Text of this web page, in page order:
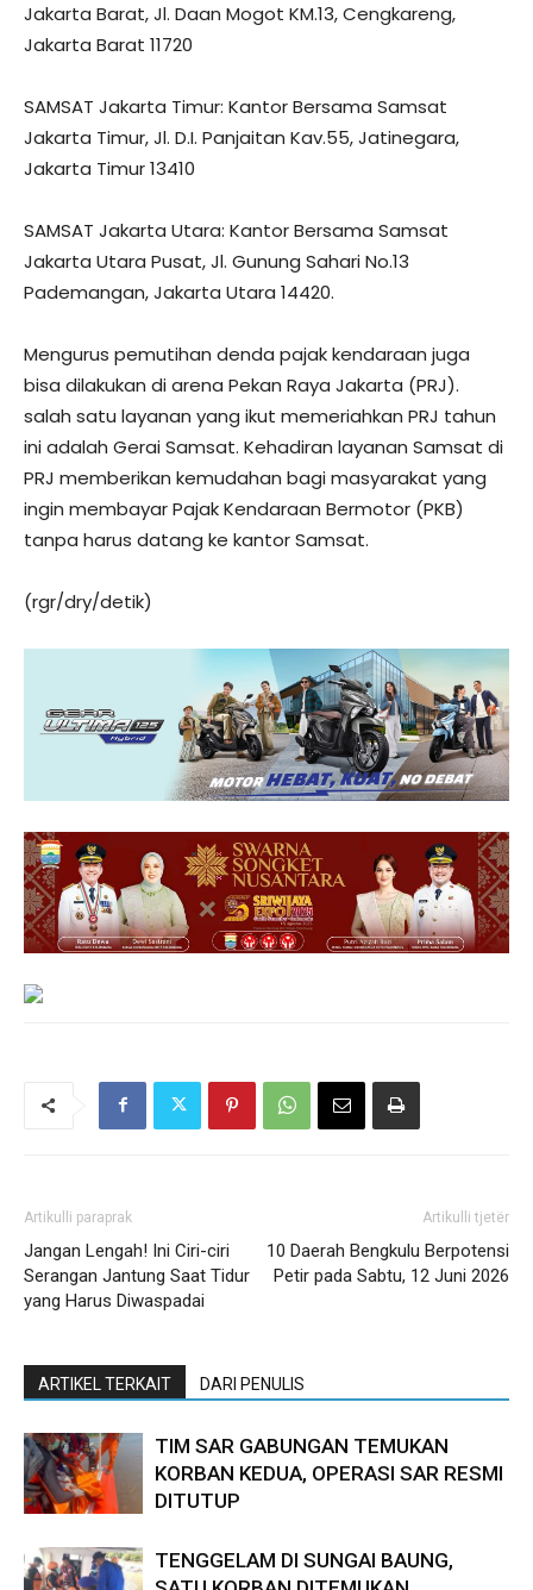
Jakarta Barat, Jl. Daan Mogot KM.13, Cengkareng,
Jakarta Barat 11720
SAMSAT Jakarta Timur: Kantor Bersama Samsat
Jakarta Timur, Jl. D.I. Panjaitan Kav.55, Jatinegara,
Jakarta Timur 13410
SAMSAT Jakarta Utara: Kantor Bersama Samsat
Jakarta Utara Pusat, Jl. Gunung Sahari No.13
Pademangan, Jakarta Utara 14420.
Mengurus pemutihan denda pajak kendaraan juga
bisa dilakukan di arena Pekan Raya Jakarta (PRJ).
salah satu layanan yang ikut memeriahkan PRJ tahun
ini adalah Gerai Samsat. Kehadiran layanan Samsat di
PRJ memberikan kemudahan bagi masyarakat yang
ingin membayar Pajak Kendaraan Bermotor (PKB)
tanpa harus datang ke kantor Samsat.
(rgr/dry/detik)
Artikulli paraprak
Jangan Lengah! Ini Ciri-ciri
Serangan Jantung Saat Tidur
yang Harus Diwaspadai
Artikulli tjetër
10 Daerah Bengkulu Berpotensi
Petir pada Sabtu, 12 Juni 2026
ARTIKEL TERKAIT DARI PENULIS
TIM SAR GABUNGAN TEMUKAN
KORBAN KEDUA, OPERASI SAR RESMI
DITUTUP
TENGGELAM DI SUNGAI BAUNG,